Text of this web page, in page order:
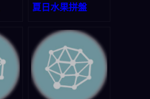
夏日水果拼盤